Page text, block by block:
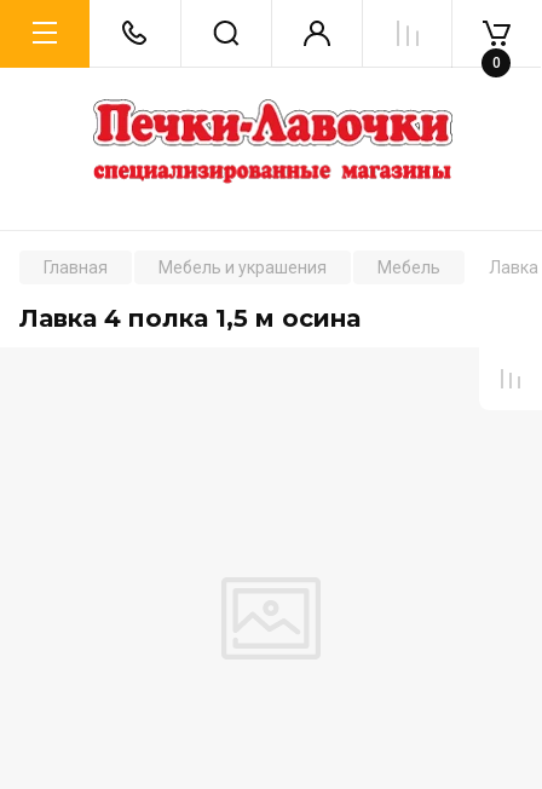
0
Главная Мебель и украшения Мебель Лавка
Лавка 4 полка 1,5 м осина